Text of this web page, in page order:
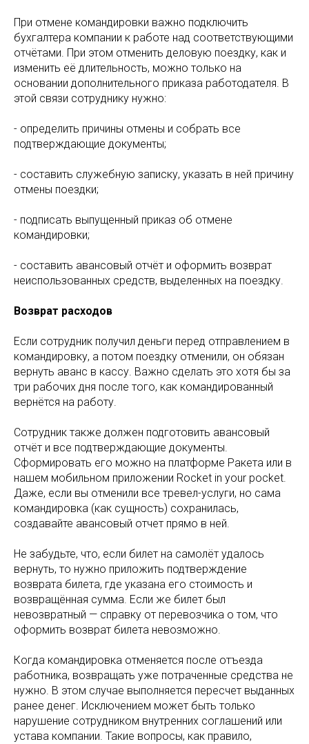
При отмене командировки важно подключить
бухгалтера компании к работе над соответствующими
отчётами. При этом отменить деловую поездку, как и
изменить её длительность, можно только на
основании дополнительного приказа работодателя. В
этой связи сотруднику нужно:
- определить причины отмены и собрать все
подтверждающие документы;
- составить служебную записку, указать в ней причину
отмены поездки;
- подписать выпущенный приказ об отмене
командировки;
- составить авансовый отчёт и оформить возврат
неиспользованных средств, выделенных на поездку.
Возврат расходов
Если сотрудник получил деньги перед отправлением в
командировку, а потом поездку отменили, он обязан
вернуть аванс в кассу. Важно сделать это хотя бы за
три рабочих дня после того, как командированный
вернётся на работу.
Сотрудник также должен подготовить авансовый
отчёт и все подтверждающие документы.
Сформировать его можно на платформе Ракета или в
нашем мобильном приложении Rocket in your pocket.
Даже, если вы отменили все тревел-услуги, но сама
командировка (как сущность) сохранилась,
создавайте авансовый отчет прямо в ней.
Не забудьте, что, если билет на самолёт удалось
вернуть, то нужно приложить подтверждение
возврата билета, где указана его стоимость и
возвращённая сумма. Если же билет был
невозвратный — справку от перевозчика о том, что
оформить возврат билета невозможно.
Когда командировка отменяется после отъезда
работника, возвращать уже потраченные средства не
нужно. В этом случае выполняется пересчет выданных
ранее денег. Исключением может быть только
нарушение сотрудником внутренних соглашений или
устава компании. Такие вопросы, как правило,